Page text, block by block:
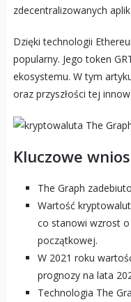
zdecentralizowanych
Dzięki technologii
popularny. Jego token
ekosystemu. W tym
oraz przyszłości tej
Kluczowe
The Graph
Wartość
co stanowi wzrost
początkowej.
W 2021 roku
prognozy na lata
Technologia The